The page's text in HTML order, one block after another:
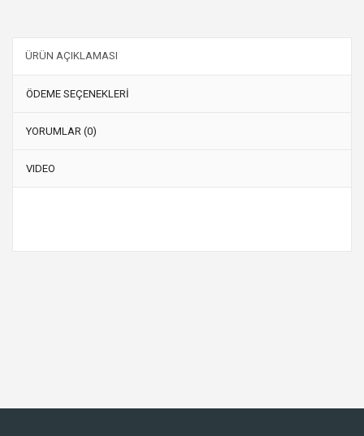
ÜRÜN AÇIKLAMASI
ÖDEME SEÇENEKLERİ
YORUMLAR (0)
VIDEO